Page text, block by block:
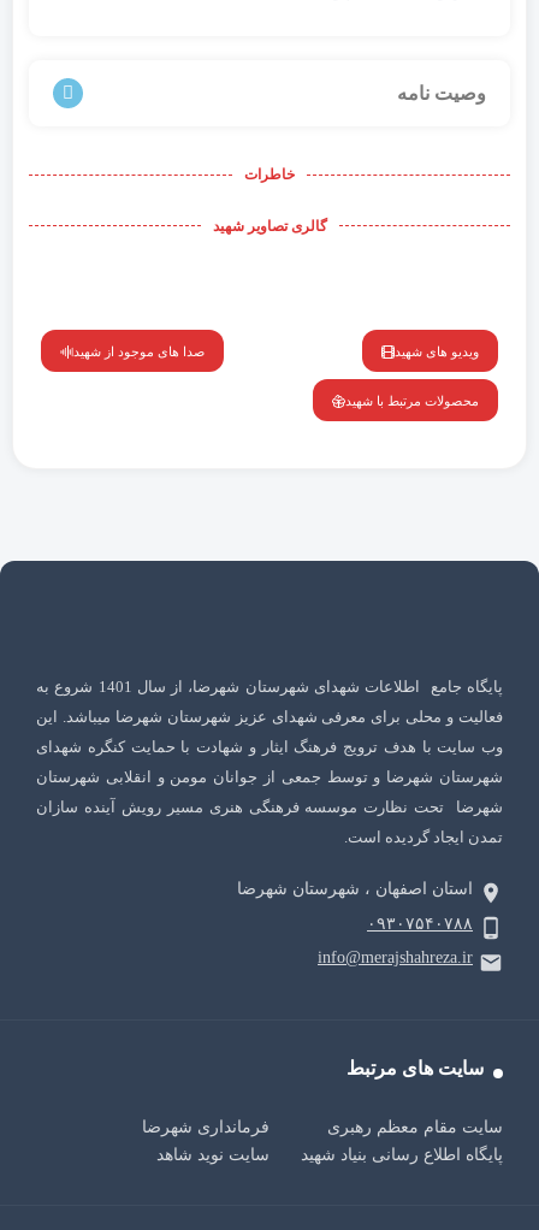
وصیت نامه
خاطرات
گالری تصاویر شهید
ویدیو های شهید صدا های موجود از شهید
محصولات مرتبط با شهید
پایگاه جامع اطلاعات شهدای شهرستان شهرضا، از سال 1401 شروع به
فعالیت و محلی برای معرفی شهدای عزیز شهرستان شهرضا میباشد. این
وب سایت با هدف ترویج فرهنگ ایثار و شهادت با حمایت کنگره شهدای
شهرستان شهرضا و توسط جمعی از جوانان مومن و انقلابی شهرستان
شهرضا تحت نظارت موسسه فرهنگی هنری مسیر رویش آینده سازان
تمدن ایجاد گردیده است.
استان اصفهان ، شهرستان شهرضا
۰۹۳۰۷۵۴۰۷۸۸
info@merajshahreza.ir
سایت های مرتبط
سایت مقام معظم رهبری
فرمانداری شهرضا
پایگاه اطلاع رسانی بنیاد شهید
سایت نوید شاهد